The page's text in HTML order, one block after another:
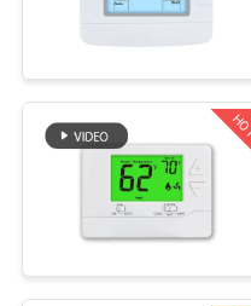
TENTANG
KAMI
PABRIK
kabel